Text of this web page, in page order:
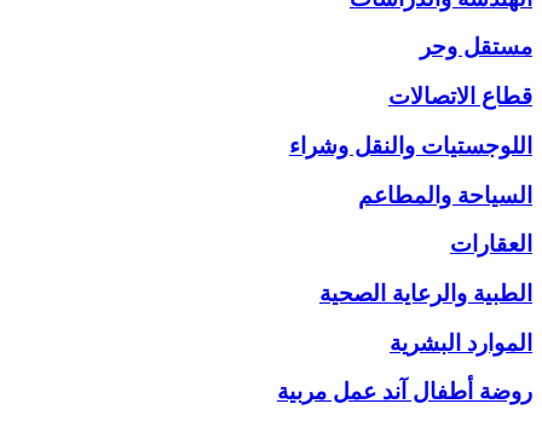
مستقل وحر
قطاع الاتصالات
اللوجستيات والنقل وشراء
السياحة والمطاعم
العقارات
الطبية والرعاية الصحية
الموارد البشرية
روضة أطفال آند عمل مربية